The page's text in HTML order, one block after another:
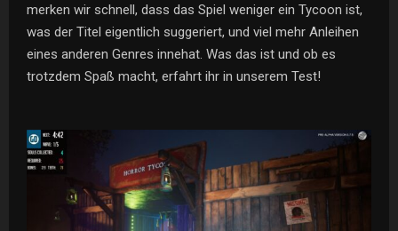
merken wir schnell, dass das Spiel weniger ein Tycoon ist,
was der Titel eigentlich suggeriert, und viel mehr Anleihen
eines anderen Genres innehat. Was das ist und ob es
trotzdem Spaß macht, erfahrt ihr in unserem Test!